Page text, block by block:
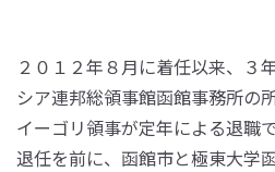
２０１２年８月に着任以来、３
シア連邦総領事館函館事務所の
イーゴリ領事が定年による退職
退任を前に、函館市と極東大学